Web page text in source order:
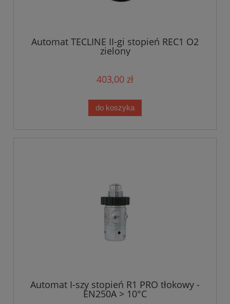
Automat TECLINE II-gi stopień REC1 O2
zielony
403,00 zł
do koszyka
Automat I-szy stopień R1 PRO tłokowy -
EN250A > 10°C